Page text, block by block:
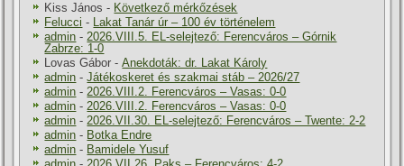
Kiss János - Következő mérkőzések
Felucci - Lakat Tanár úr – 100 év történelem
admin -2026.VIII.5. EL-selejtező: Ferencváros – Górnik
Zabrze: 1-0
Lovas Gábor -Anekdoták: dr. Lakat Károly
admin -Játékoskeret és szakmai stáb – 2026/27
admin -2026.VIII.2. Ferencváros – Vasas: 0-0
admin -2026.VIII.2. Ferencváros – Vasas: 0-0
admin -2026.VII.30. EL-selejtező: Ferencváros – Twente: 2-2
admin - Botka Endre
admin - Bamidele Yusuf